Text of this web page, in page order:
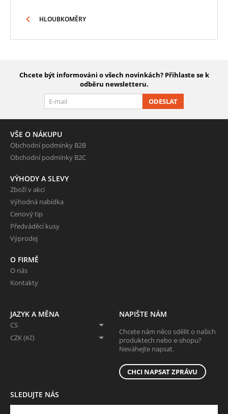
HLOUBKOMĚRY
Chcete být informováni o všech novinkách? Přihlaste se k
odběru newsletteru.
ODESLAT
VŠE O NÁKUPU
Obchodní podmínky B2B
Obchodní podmínky B2C
VÝHODY A SLEVY
Zboží v akci
Výhodná nabídka
Cenový tip
Předváděcí kusy
Výprodej
O FIRMĚ
O nás
Kontakty
JAZYK A MĚNA
CS
CZK (Kč)
NAPIŠTE NÁM
Chcete nám něco sdělit o našich
produktech nebo e-shopu?
Neváhejte napsat.
CHCI NAPSAT ZPRÁVU
SLEDUJTE NÁS